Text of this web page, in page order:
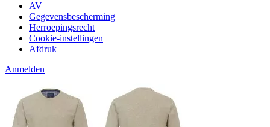
AV
Gegevensbescherming
Herroepingsrecht
Cookie-instellingen
Afdruk
Anmelden